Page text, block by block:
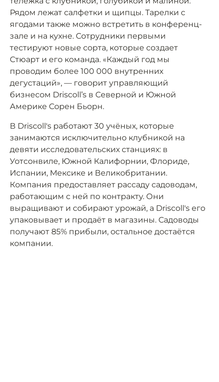
Рядом лежат салфетки и щипцы. Тарелки с
ягодами также можно встретить в конференц-
зале и на кухне. Сотрудники первыми
тестируют новые сорта, которые создает
Стюарт и его команда. «Каждый год мы
проводим более 100 000 внутренних
дегустаций», — говорит управляющий
бизнесом Driscoll’s в Северной и Южной
Америке Сорен Бьорн.
В Driscoll's работают 30 учёных, которые
занимаются исключительно клубникой на
девяти исследовательских станциях: в
Уотсонвиле, Южной Калифорнии, Флориде,
Испании, Мексике и Великобритании.
Компания предоставляет рассаду садоводам,
работающим с ней по контракту. Они
выращивают и собирают урожай, а Driscoll's его
упаковывает и продаёт в магазины. Садоводы
получают 85% прибыли, остальное достаётся
компании.